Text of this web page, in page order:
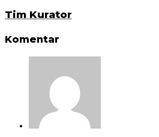
Tim Kurator
Komentar